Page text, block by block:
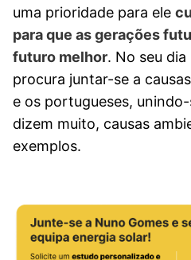
uma prioridade para ele
para que as gerações
futuro melhor. No seu
procura juntar-se a
e os portugueses,
dizem muito, causas
exemplos.